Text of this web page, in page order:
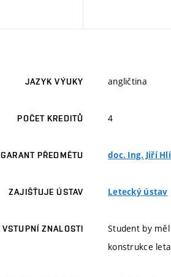
JAZYK VÝUKY angličtina
POČET KREDITŮ 4
GARANT PŘEDMĚTU doc. Ing. Jiří
ZAJIŠŤUJE ÚSTAV Letecký ústav
VSTUPNÍ ZNALOSTI
Student by
konstrukce